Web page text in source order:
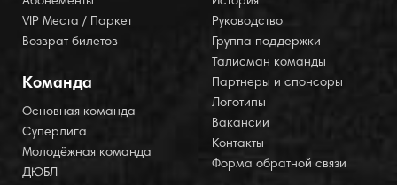
VIP Места / Паркет
Возврат билетов
Команда
Основная команда
Суперлига
Молодёжная команда
ДЮБЛ
Руководство
Группа поддержки
Талисман команды
Партнеры и спонсоры
Логотипы
Вакансии
Контакты
Форма обратной связи